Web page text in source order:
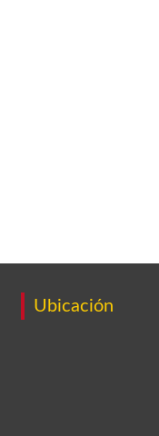
Ubicación